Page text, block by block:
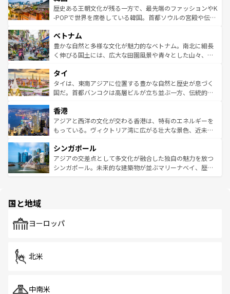
はコンテンツ一覧を参照してほしい。
ビング、ハイキングなど、アウトドア好きにはたまらな
い。オーストラリアの多彩な魅力を存分に味わいつくそ
参照してほしい。
と山間の静けさが共存しており、訪れる人に新しい発見と
驚きをもたらしてくれる。また、奥深い台湾の食文化も魅
容にもいいと評判のスイーツなど、バラエティ豊かな料理
が味わえる。 なお、新着の台湾情報は コンテンツ一覧を参
照してほしい。
歴史ある王朝文化が残る一方で、最先端のファッションやK
-POPで世界を席巻している韓国。首都ソウルの宮殿や伝統
き、地方に足を延ばせば四季折々の自然美を楽しむことが
できる。そして、キムチや焼肉、絶品のストリートフード
まで、さまざまな韓国料理が待っている。夜には、韓国な
リティに包まれながら、韓国の多彩な魅力を心ゆくまで味
わってみてほしい。 なお、新着の韓国情報はコンテンツ一
覧を参照してほしい。
ベトナム
豊かな自然と多様な文化が魅力的なベトナム。南北に細長
く伸びる国土には、広大な田園風景や青々とした山々、世
急速な発展と共に伝統が息づく。ハノイの古い町並みやホ
ーチミン市のフランス統治時代の建物も、独特の雰囲気を
醸し出している。また、バラエティの豊かさとおいしさで
とつ。フォーやバインミー、ベトナムコーヒーなどは、ぜ
ひ現地で味わいたい。どの地域を訪れてもあたたかい人々
が旅行者を迎えてくれるので、きっと忘れられない旅にな
参照してほしい。
タイ
タイは、東南アジアに位置する豊かな自然と歴史が息づく
国だ。首都バンコクは高層ビルが立ち並ぶ一方、伝統的な
の活気が交差している。北部ではチェンマイなどの山岳地
帯で自然と触れ合い、南部ではプーケットやクラビの美し
いビーチでリゾート気分を楽しむことができる。タイ料理
激する。気候は一年中温暖で、どの季節にも異なる楽しみ
が待っている。親しみやすいタイの人々、仏教を中心とし
た文化、そして多様な観光資源が、訪れる旅人を魅了し続
香港
アジアと西洋の文化が交わる香港は、特有のエネルギーを
もっている。ヴィクトリア湾に広がる壮大な景色、近未来
み、どこを訪れても感動するはず。観光スポットが密集し
ており、効率よく見どころを回れるのも魅力。息をのむよ
うな絶景から文化的な体験まで、香港を存分に楽しみ尽く
シンガポール
アジアの交差点として多文化が融合した独自の魅力を放つ
シンガポール。未来的な建築物が並ぶマリーナベイ、歴史
で、ホーカーズは地元の風情を楽しめる外せないスポット
国と地域
ヨーロッパ
北米
中南米